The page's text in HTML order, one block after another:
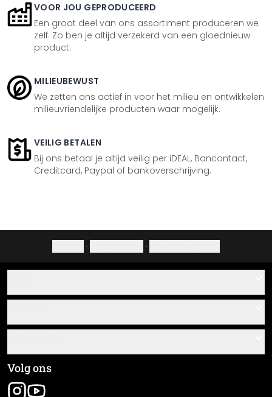
VOOR JOU GEPRODUCEERD
Een groot deel van ons assortiment produceren we
zelf. Zo ben je altijd verzekerd van een gloednieuw
product.
MILIEUBEWUST
We zetten ons actief in voor het milieu en ontwikkelen
milieuvriendelijke producten waar mogelijk.
VEILIG BETALEN
Bij ons betaal je altijd veilig per iDEAL, Bancontact,
Creditcard, Paypal of bankoverschrijving.
· ·
Over ons
Plak- en montagehandleidingen
Materiaaloverzicht
Algemene voorwaarden
Colofon
Volg ons